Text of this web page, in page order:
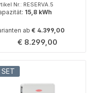
Nr.: RESERVA.5
15,8 kWh
ab € 4.399,00
Regulärer Preis:
€ 8.299,00
SET